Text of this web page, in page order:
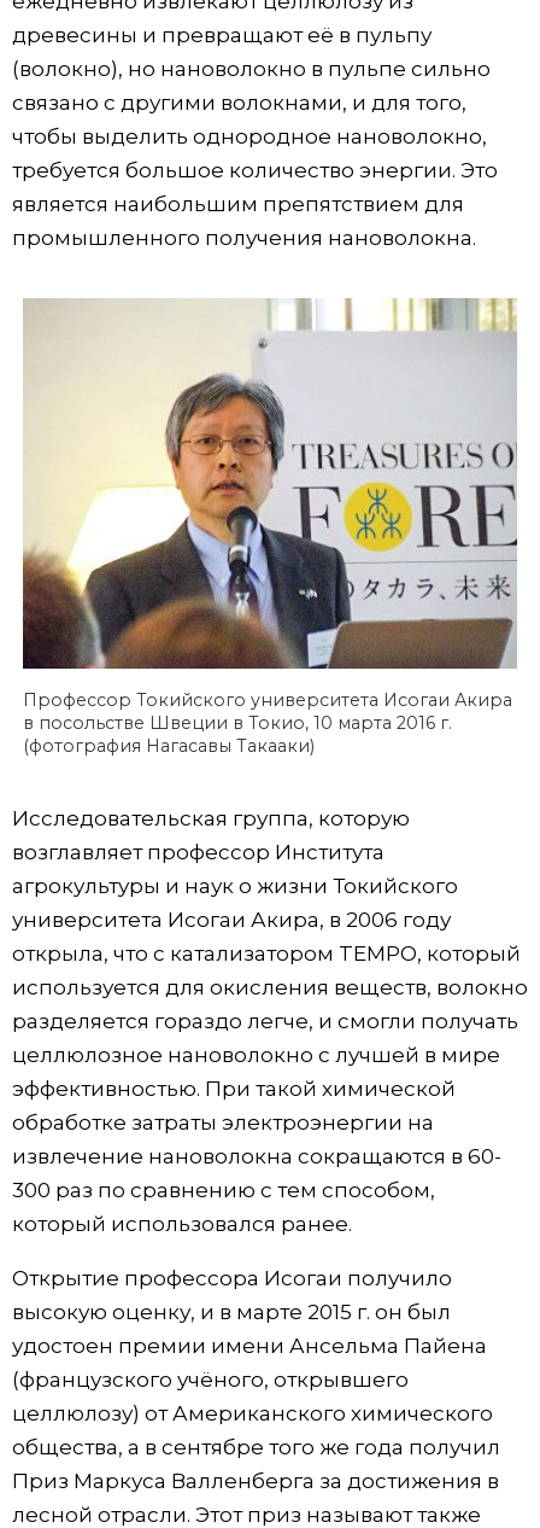
древесины и превращают её в пульпу
(волокно), но нановолокно в пульпе сильно
связано с другими волокнами, и для того,
чтобы выделить однородное нановолокно,
требуется большое количество энергии. Это
является наибольшим препятствием для
промышленного получения нановолокна.
Профессор Токийского университета Исогаи Акира
в посольстве Швеции в Токио, 10 марта 2016 г.
(фотография Нагасавы Такааки)
Исследовательская группа, которую
возглавляет профессор Института
агрокультуры и наук о жизни Токийского
университета Исогаи Акира, в 2006 году
открыла, что с катализатором TEMPO, который
используется для окисления веществ, волокно
разделяется гораздо легче, и смогли получать
целлюлозное нановолокно с лучшей в мире
эффективностью. При такой химической
обработке затраты электроэнергии на
извлечение нановолокна сокращаются в 60-
300 раз по сравнению с тем способом,
который использовался ранее.
Открытие профессора Исогаи получило
высокую оценку, и в марте 2015 г. он был
удостоен премии имени Ансельма Пайена
(французского учёного, открывшего
целлюлозу) от Американского химического
общества, а в сентябре того же года получил
Приз Маркуса Валленберга за достижения в
лесной отрасли. Этот приз называют также